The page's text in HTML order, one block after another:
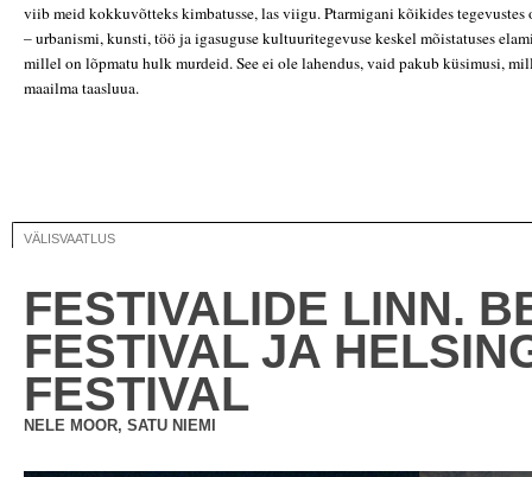
viib meid kokkuvõtteks kimbatusse, las viigu. Ptarmigani kõikides
– urbanismi, kunsti, töö ja igasuguse kultuuritegevuse keskel mõistatuses
millel on lõpmatu hulk murdeid. See ei ole lahendus, vaid pakub küsimusi,
maailma taasluua.
VÄLISVAATLUS
FESTIVALIDE LINN.
FESTIVAL JA
FESTIVAL
NELE MOOR, SATU NIEMI